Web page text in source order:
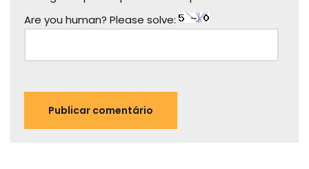
Are you human? Please solve: